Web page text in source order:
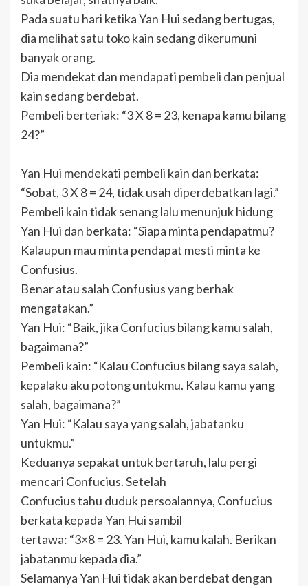
Pada suatu hari ketika Yan Hui sedang bertugas,
dia melihat satu toko kain sedang dikerumuni
banyak orang.
Dia mendekat dan mendapati pembeli dan penjual
kain sedang berdebat.
Pembeli berteriak: “3 X 8 = 23, kenapa kamu bilang
24?”
Yan Hui mendekati pembeli kain dan berkata:
“Sobat, 3 X 8 = 24, tidak usah diperdebatkan lagi.”
Pembeli kain tidak senang lalu menunjuk hidung
Yan Hui dan berkata: “Siapa minta pendapatmu?
Kalaupun mau minta pendapat mesti minta ke
Confusius.
Benar atau salah Confusius yang berhak
mengatakan.”
Yan Hui: “Baik, jika Confucius bilang kamu salah,
bagaimana?”
Pembeli kain: “Kalau Confucius bilang saya salah,
kepalaku aku potong untukmu. Kalau kamu yang
salah, bagaimana?”
Yan Hui: “Kalau saya yang salah, jabatanku
untukmu.”
Keduanya sepakat untuk bertaruh, lalu pergi
mencari Confucius. Setelah
Confucius tahu duduk persoalannya, Confucius
berkata kepada Yan Hui sambil
tertawa: “3×8 = 23. Yan Hui, kamu kalah. Berikan
jabatanmu kepada dia.”
Selamanya Yan Hui tidak akan berdebat dengan